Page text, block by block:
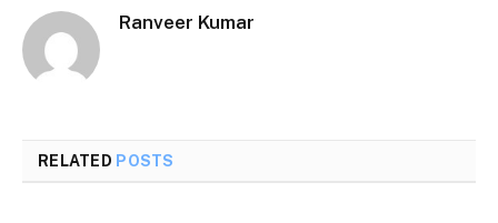
Ranveer Kumar
RELATED POSTS